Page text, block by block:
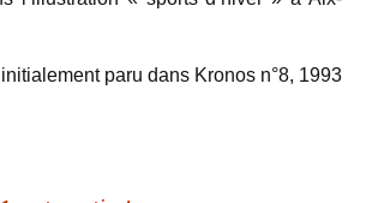
paru dans Kronos n°8, 1993